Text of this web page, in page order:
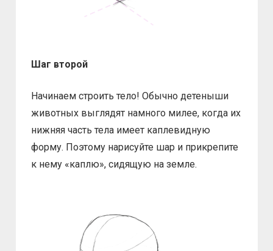
Шаг второй
Начинаем строить тело! Обычно детеныши
животных выглядят намного милее, когда их
нижняя часть тела имеет каплевидную
форму. Поэтому нарисуйте шар и прикрепите
к нему «каплю», сидящую на земле.